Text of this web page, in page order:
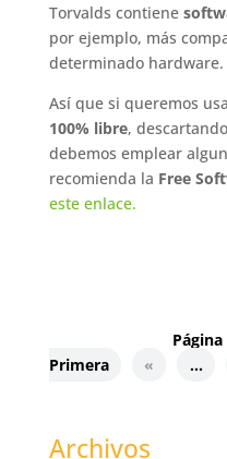
Torvalds contiene
por ejemplo, más
determinado hardware.
Así que si queremos
100% libre,
debemos emplear
recomienda la Free
este enlace.
Primera
« ...
Archivos